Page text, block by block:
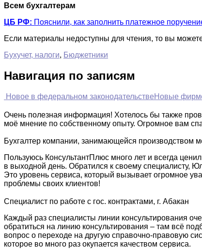
Всем бухгалтерам
ЦБ РФ: Пояснили, как заполнить платежное
Если материалы недоступны для чтения, то вы
Бухучет, налоги, Бюджетники
Навигация по записям
Новое в федеральном законодательствеНовые
Очень полезная информация! Хотелось бы также
моё мнение по собственному опыту. Огромное вам
Бухгалтер компании, занимающейся производством
Пользуюсь КонсультантПлюс много лет и всегда
в выходной день. Обратился к своему специалисту,
Это уровень сервиса, который вызывает огромное
проблемы своих клиентов!
Специалист по работе с гос. контрактами, г. Абакан
Каждый раз специалисты линии консультирования
обратиться на линию консультирования – там всё
вопрос о переходе на другую справочно-правовую
которое во много раз окупается качеством сервиса.